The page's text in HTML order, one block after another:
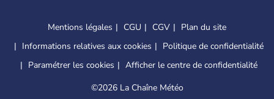
Mentions légales CGU CGV
Plan du site
Informations relatives aux cookies
Politique de confidentialité
Paramétrer les cookies
Afficher le centre de confidentialité
©2026 La Chaîne Météo